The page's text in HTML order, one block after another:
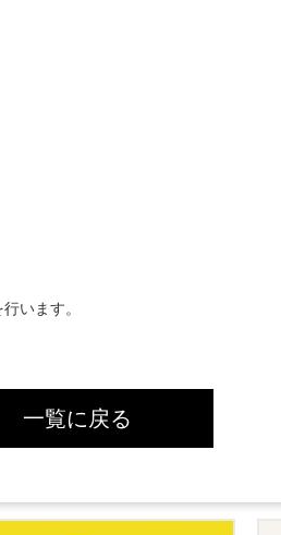
います。
一覧に戻る